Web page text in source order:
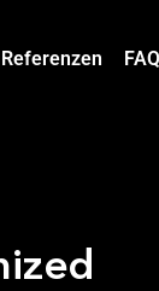
Referenzen FAQ